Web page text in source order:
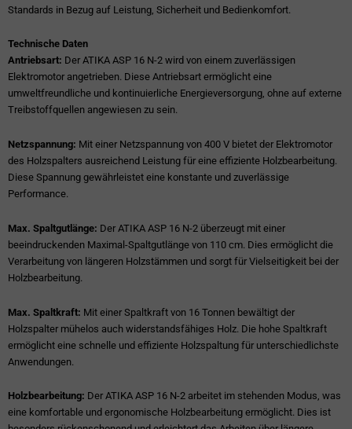
Standards in Bezug auf Leistung, Sicherheit und Bedienkomfort.
Technische Daten
Antriebsart: Der ATIKA ASP 16 N-2 wird von einem zuverlässigen
Elektromotor angetrieben. Diese Antriebsart ermöglicht eine
umweltfreundliche und kontinuierliche Energieversorgung, ohne auf externe
Treibstoffquellen angewiesen zu sein.
Netzspannung: Mit einer Netzspannung von 400 V bietet der Elektromotor
des Holzspalters ausreichend Leistung für eine effiziente Holzbearbeitung.
Diese Spannung gewährleistet eine konstante und zuverlässige
Performance.
Max. Spaltgutlänge: Der ATIKA ASP 16 N-2 überzeugt mit einer
beeindruckenden Maximal-Spaltgutlänge von 110 cm. Dies ermöglicht die
Verarbeitung von längeren Holzstämmen und sorgt für Vielseitigkeit bei der
Holzbearbeitung.
Max. Spaltkraft: Mit einer Spaltkraft von 16 Tonnen bewältigt der
Holzspalter mühelos auch widerstandsfähiges Holz. Die hohe Spaltkraft
ermöglicht eine schnelle und effiziente Holzspaltung für unterschiedlichste
Anwendungen.
Holzbearbeitung: Der ATIKA ASP 16 N-2 arbeitet im stehenden Modus, was
eine komfortable und ergonomische Holzbearbeitung ermöglicht. Dies ist